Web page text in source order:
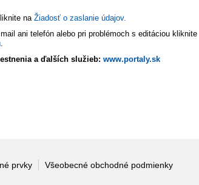
na Žiadosť o zaslanie údajov.
ani telefón alebo pri problémoch s editáciou kliknite
.
a ďalších služieb: www.portaly.sk
prvky Všeobecné obchodné podmienky